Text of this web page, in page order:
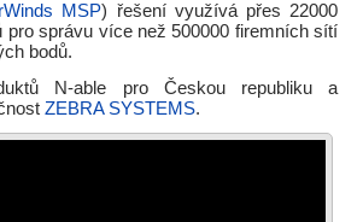
MSP) řešení využívá přes 22000
pro správu více než 500000 firemních sítí
bodů.
N-able pro Českou republiku a
ZEBRA SYSTEMS.